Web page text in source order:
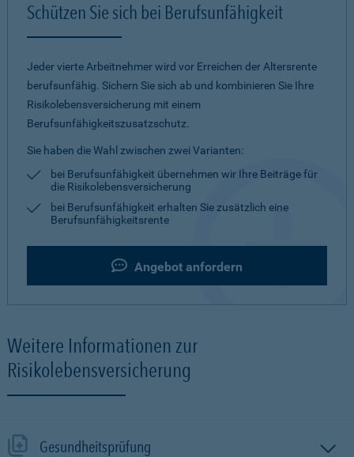
Schützen Sie sich bei Berufsunfähigkeit
Jeder vierte Arbeitnehmer wird vor Erreichen der Altersrente
berufsunfähig. Sichern Sie sich ab und kombinieren Sie Ihre
Risikolebensversicherung mit einem
Berufsunfähigkeitszusatzschutz.
Sie haben die Wahl zwischen zwei Varianten:
bei Berufsunfähigkeit übernehmen wir Ihre Beiträge für
die Risikolebensversicherung
bei Berufsunfähigkeit erhalten Sie zusätzlich eine
Berufsunfähigkeitsrente
Angebot anfordern
Weitere Informationen zur
Risikolebensversicherung
Gesundheitsprüfung